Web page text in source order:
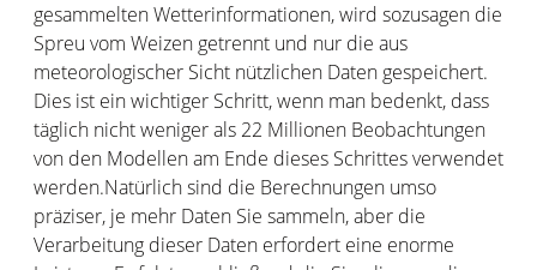
gesammelten Wetterinformationen, wird sozusagen die
Spreu vom Weizen getrennt und nur die aus
meteorologischer Sicht nützlichen Daten gespeichert.
Dies ist ein wichtiger Schritt, wenn man bedenkt, dass
täglich nicht weniger als 22 Millionen Beobachtungen
von den Modellen am Ende dieses Schrittes verwendet
werden.Natürlich sind die Berechnungen umso
präziser, je mehr Daten Sie sammeln, aber die
Verarbeitung dieser Daten erfordert eine enorme